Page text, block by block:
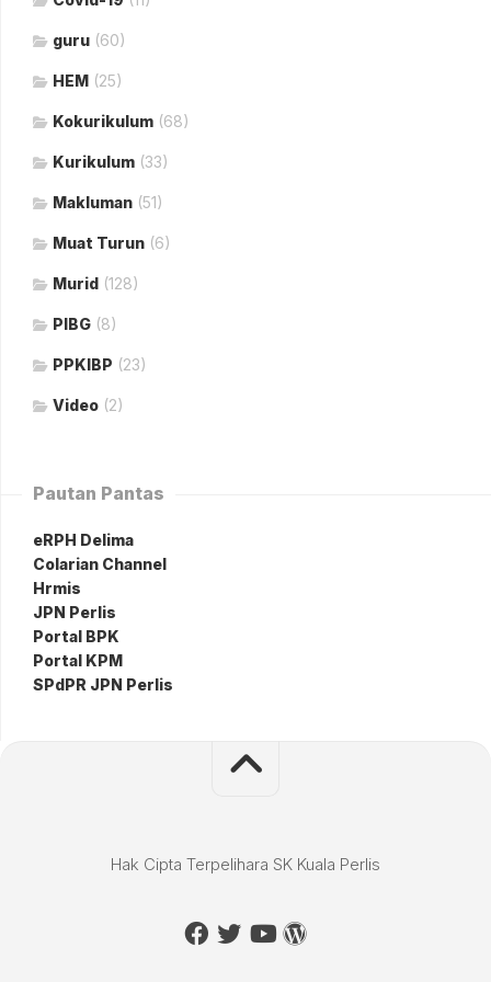
guru (60)
HEM (25)
Kokurikulum (68)
Kurikulum (33)
Makluman (51)
Muat Turun (6)
Murid (128)
PIBG (8)
PPKIBP (23)
Video (2)
Pautan Pantas
eRPH Delima
Colarian Channel
Hrmis
JPN Perlis
Portal BPK
Portal KPM
SPdPR JPN Perlis
Hak Cipta Terpelihara SK Kuala Perlis